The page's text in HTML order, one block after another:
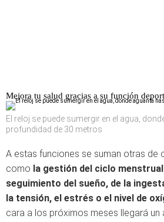
Mejora tu salud gracias a su función
El reloj se puede sumergir en el agua,
profundidad de 30 metros
A estas funciones se suman otras de
como la gestión del ciclo
seguimiento del sueño, de la
la tensión, el estrés o el nivel de
cara a los próximos meses llegará un